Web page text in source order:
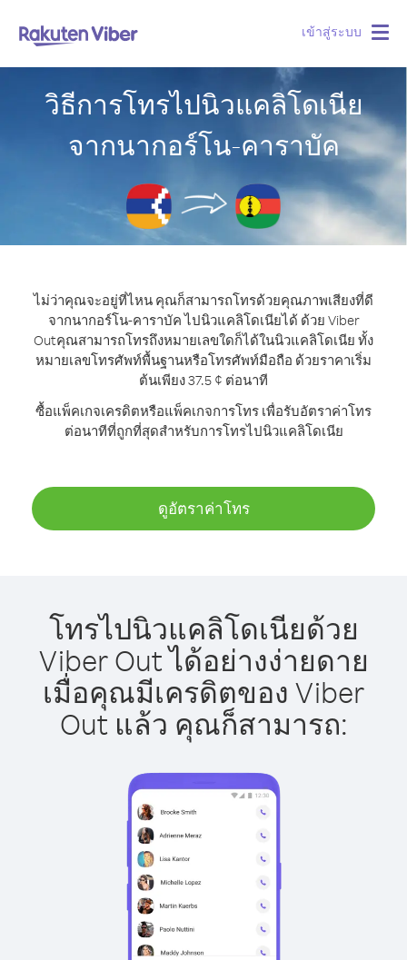
เข้าสู่ระบบ
วิธีการโทรไปนิวแคลิโดเนีย
จากนากอร์โน-คาราบัค
ไม่ว่าคุณจะอยู่ที่ไหน คุณก็สามารถโทรด้วยคุณภาพเสียงที่ดี
จากนากอร์โน-คาราบัค ไปนิวแคลิโดเนียได้ ด้วย Viber
Outคุณสามารถโทรถึงหมายเลขใดก็ได้ในนิวแคลิโดเนีย ทั้ง
หมายเลขโทรศัพท์พื้นฐานหรือโทรศัพท์มือถือ ด้วยราคาเริ่ม
ต้นเพียง 37.5 ¢ ต่อนาที
ซื้อแพ็คเกจเครดิตหรือแพ็คเกจการโทร เพื่อรับอัตราค่าโทร
ต่อนาทีที่ถูกที่สุดสำหรับการโทรไปนิวแคลิโดเนีย
ดูอัตราค่าโทร
โทรไปนิวแคลิโดเนียด้วย
Viber Out ได้อย่างง่ายดาย
เมื่อคุณมีเครดิตของ Viber
Out แล้ว คุณก็สามารถ: